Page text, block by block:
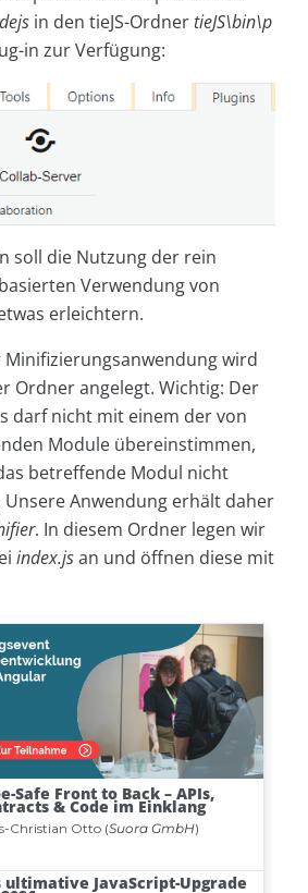
in den tieJS-OrdnertieJS\bin\p
in zur Verfügung:
soll die Nutzung der rein
Verwendung von
erleichtern.
wird
Ordner angelegt. Wichtig: Der
darf nicht mit einem der von
Module übereinstimmen,
betreffende Modul nicht
Anwendung erhält daher
. In diesem Ordner legen wir
index.jsan und öffnen diese mit